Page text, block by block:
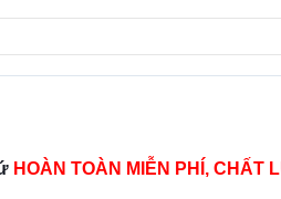
HOÀN TOÀN MIỄN PHÍ, CHẤT